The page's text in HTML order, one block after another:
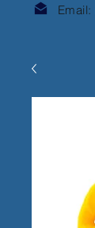
Email: